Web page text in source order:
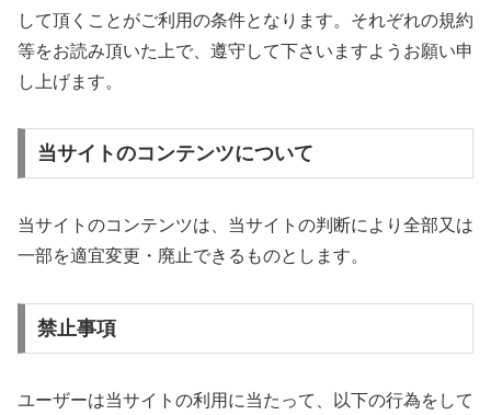
して頂くことがご利用の条件となります。それぞれの規約
等をお読み頂いた上で、遵守して下さいますようお願い申
し上げます。
当サイトのコンテンツについて
当サイトのコンテンツは、当サイトの判断により全部又は
一部を適宜変更・廃止できるものとします。
禁止事項
ユーザーは当サイトの利用に当たって、以下の行為をして